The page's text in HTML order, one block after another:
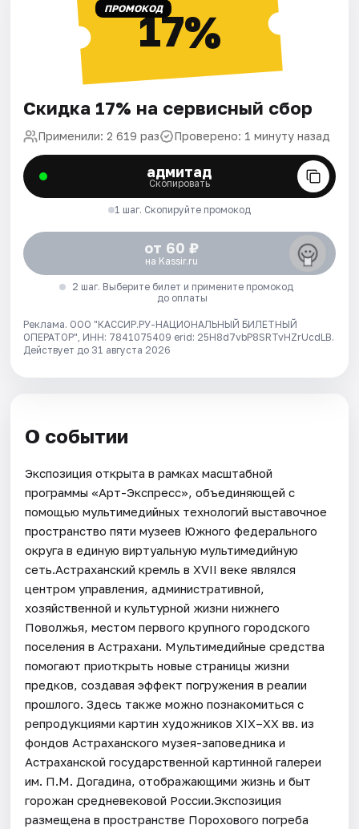
ПРОМОКОД17%
Скидка 17% на сервисный сбор
Применили: 2 619 раз Проверено: 1 минуту назад
адмитад
Скопировать
1 шаг. Скопируйте промокод
от 60 ₽
на Kassir.ru
2 шаг. Выберите билет и примените промокод
до оплаты
Реклама. ООО "КАССИР.РУ-НАЦИОНАЛЬНЫЙ БИЛЕТНЫЙ
ОПЕРАТОР", ИНН: 7841075409 erid: 25H8d7vbP8SRTvHZrUcdLB.
Действует до 31 августа 2026
О событии
Экспозиция открыта в рамках масштабной
программы «Арт-Экспресс», объединяющей с
помощью мультимедийных технологий выставочное
пространство пяти музеев Южного федерального
округа в единую виртуальную мультимедийную
сеть.Астраханский кремль в XVII веке являлся
центром управления, административной,
хозяйственной и культурной жизни нижнего
Поволжья, местом первого крупного городского
поселения в Астрахани. Мультимедийные средства
помогают приоткрыть новые страницы жизни
предков, создавая эффект погружения в реалии
прошлого. Здесь также можно познакомиться с
репродукциями картин художников XIX–XX вв. из
фондов Астраханского музея-заповедника и
Астраханской государственной картинной галереи
им. П.М. Догадина, отображающими жизнь и быт
горожан средневековой России.Экспозиция
размещена в пространстве Порохового погреба